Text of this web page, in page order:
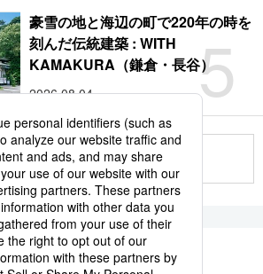
5
豪雪の地と海辺の町で220年の時を
刻んだ伝統建築 : WITH
KAMAKURA（鎌倉・長谷）
2026.08.04
もっと見る
ド